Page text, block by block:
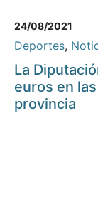
24/08/2021
Deportes,
La
euros en
provincia